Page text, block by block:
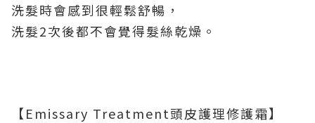
洗髮時會感到很輕鬆舒暢，
洗髮2次後都不會覺得髮絲乾燥。
【Emissary Treatment頭皮護理修護霜】